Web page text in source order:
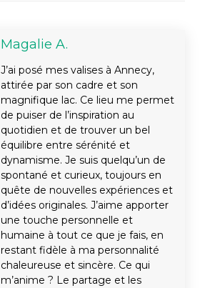
Magalie A.
J’ai posé mes valises à Annecy,
attirée par son cadre et son
magnifique lac. Ce lieu me permet
de puiser de l’inspiration au
quotidien et de trouver un bel
équilibre entre sérénité et
dynamisme. Je suis quelqu’un de
spontané et curieux, toujours en
quête de nouvelles expériences et
d’idées originales. J’aime apporter
une touche personnelle et
humaine à tout ce que je fais, en
restant fidèle à ma personnalité
chaleureuse et sincère. Ce qui
m’anime ? Le partage et les